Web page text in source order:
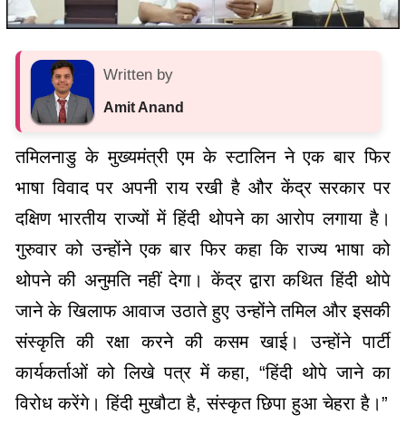
Written by
Amit Anand
तमिलनाडु के मुख्यमंत्री एम के स्टालिन ने एक बार फिर
भाषा विवाद पर अपनी राय रखी है और केंद्र सरकार पर
दक्षिण भारतीय राज्यों में हिंदी थोपने का आरोप लगाया है।
गुरुवार को उन्होंने एक बार फिर कहा कि राज्य भाषा को
थोपने की अनुमति नहीं देगा। केंद्र द्वारा कथित हिंदी थोपे
जाने के खिलाफ आवाज उठाते हुए उन्होंने तमिल और इसकी
संस्कृति की रक्षा करने की कसम खाई। उन्होंने पार्टी
कार्यकर्ताओं को लिखे पत्र में कहा, “हिंदी थोपे जाने का
विरोध करेंगे। हिंदी मुखौटा है, संस्कृत छिपा हुआ चेहरा है।”